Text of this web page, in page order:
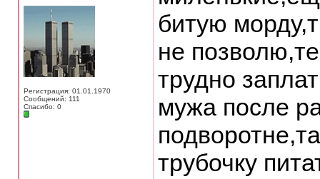
Регистрация: 01.01.1970
Сообщений: 111
Спасибо: 0
битую
не
трудно
мужа после
трубочку